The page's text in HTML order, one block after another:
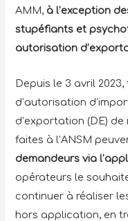
AMM, à l’exception
stupéfiants et
autorisation
Depuis le 3 avril
d’autorisation
d’exportation (DE)
faites à l’ANSM
demandeurs via
opérateurs le
continuer à réaliser
hors application, en